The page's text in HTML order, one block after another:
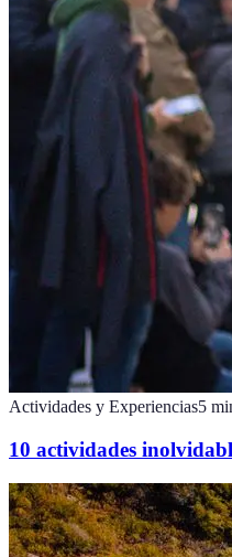
Actividades y Experiencias5
10 actividades